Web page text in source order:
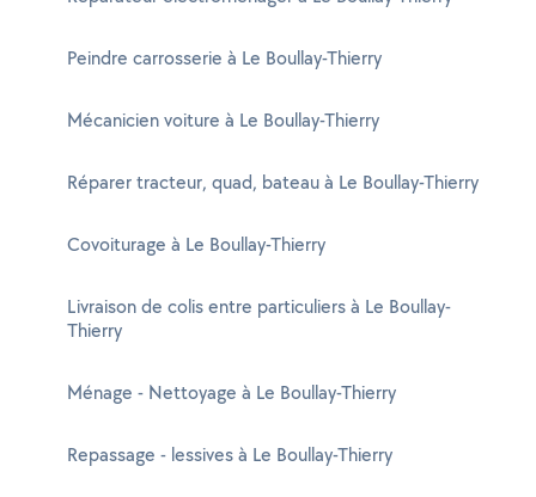
Peindre carrosserie à Le Boullay-Thierry
Mécanicien voiture à Le Boullay-Thierry
Réparer tracteur, quad, bateau à Le Boullay-Thierry
Covoiturage à Le Boullay-Thierry
Livraison de colis entre particuliers à Le Boullay-
Thierry
Ménage - Nettoyage à Le Boullay-Thierry
Repassage - lessives à Le Boullay-Thierry